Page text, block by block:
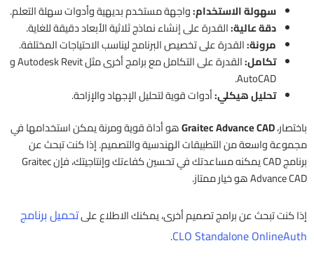
سهولة الاستخدام:واجهة مستخدم بديهية وأدوات سهلة التعلم.
دقة عالية:القدرة على إنشاء نماذج ثلاثية الأبعاد دقيقة للغاية.
مرونة:القدرة على تخصيص البرنامج ليناسب الاحتياجات المختلفة.
تكامل:
القدرة على التكامل مع برامج أخرى مثل Autodesk Revit و
AutoCAD.
تحليل هيكلي:أدوات قوية لتحليل الإجهاد والإزاحة.
باختصار،Graitec Advance CADهو أداة قوية ومرنة يمكن استخدامها في
مجموعة واسعة من التطبيقات الهندسية والتصميم. إذا كنت تبحث عن
برنامج CAD يمكنه مساعدتك في تحسين كفاءتك وإنتاجيتك، فإن Graitec
Advance CAD هو خيار ممتاز.
إذا كنت تبحث عن برامج تصميم أخرى، يمكنك الاطلاع علىتحميل برنامج
CLO Standalone OnlineAuth
.